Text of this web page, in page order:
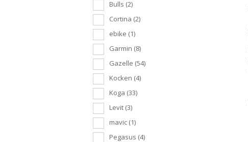
Bulls (2)
Cortina (2)
ebike (1)
Garmin (8)
Gazelle (54)
Kocken (4)
Koga (33)
Levit (3)
mavic (1)
Pegasus (4)